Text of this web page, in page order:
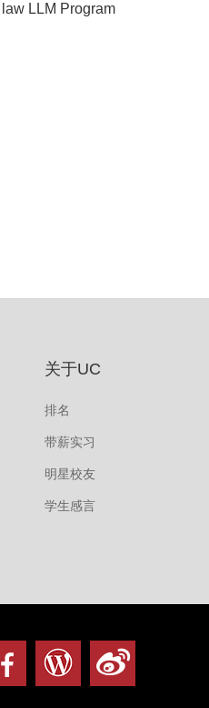
LLM Program
关于UC
排名
带薪实习
明星校友
学生感言